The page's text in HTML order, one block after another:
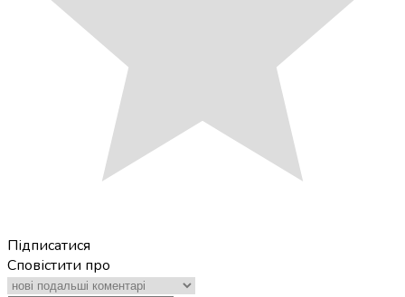
Підписатися
Сповістити про